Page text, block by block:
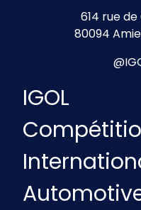
614 rue de
80094
IGOL